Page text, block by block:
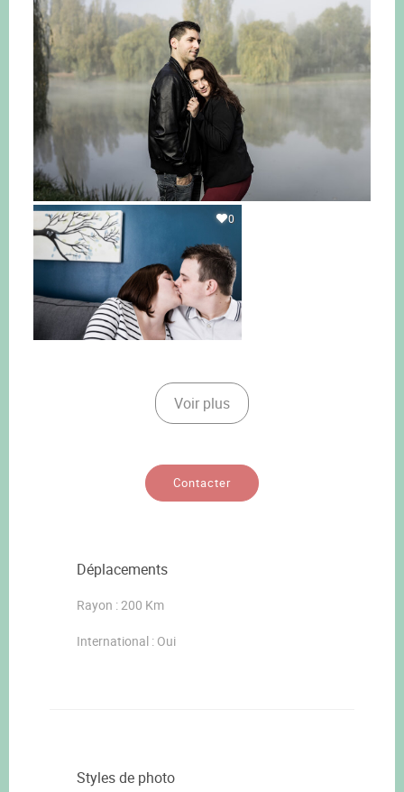
0
Voir plus
Contacter
Déplacements
Rayon : 200 Km
International : Oui
Styles de photo